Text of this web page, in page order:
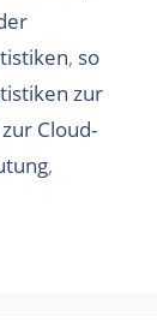
, so
zur
Cloud-
,